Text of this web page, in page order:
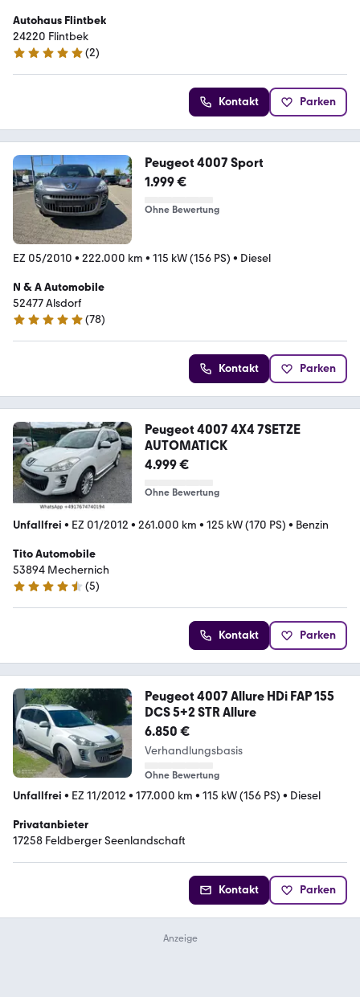
Autohaus Flintbek
24220 Flintbek
5 Sterne
(2)
Kontakt Parken
Peugeot 4007 Sport
1.999 €
Ohne Bewertung
EZ 05/2010 • 222.000 km • 115 kW (156 PS) • Diesel
N & A Automobile
52477 Alsdorf
5 Sterne
(78)
Kontakt Parken
Peugeot 4007 4X4 7SETZE
AUTOMATICK
4.999 €
Ohne Bewertung
Unfallfrei • EZ 01/2012 • 261.000 km • 125 kW (170 PS) • Benzin
Tito Automobile
53894 Mechernich
4.3 Sterne
(5)
Kontakt Parken
Peugeot 4007 Allure HDi FAP 155
DCS 5+2 STR Allure
6.850 €
Verhandlungsbasis
Ohne Bewertung
Unfallfrei • EZ 11/2012 • 177.000 km • 115 kW (156 PS) • Diesel
Privatanbieter
17258 Feldberger Seenlandschaft
Kontakt Parken